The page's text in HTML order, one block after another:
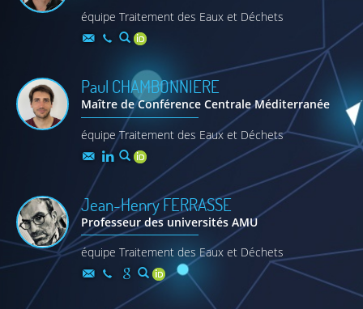
équipe Traitement des Eaux et Déchets
Paul CHAMBONNIERE
Maître de Conférence Centrale Méditerranée
équipe Traitement des Eaux et Déchets
Jean-HenryFERRASSE
Professeur des universités AMU
équipe Traitement des Eaux et Déchets